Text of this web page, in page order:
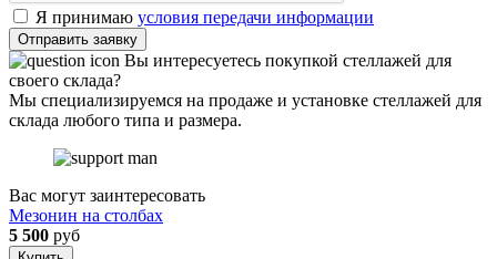
Я принимаю условия передачи информации
Отправить заявку
Вы интересуетесь покупкой стеллажей для
своего склада?
Мы специализируемся на продаже и установке стеллажей для
склада любого типа и размера.
Вас могут заинтересовать
Мезонин на столбах
5 500 руб